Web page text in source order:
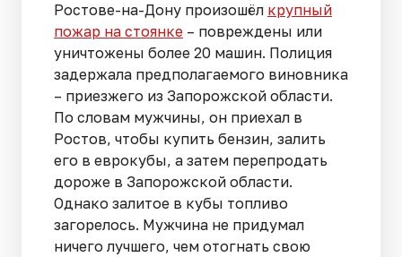
Ростове-на-Дону произошёл крупный
пожар на стоянке – повреждены или
уничтожены более 20 машин. Полиция
задержала предполагаемого виновника
– приезжего из Запорожской области.
По словам мужчины, он приехал в
Ростов, чтобы купить бензин, залить
его в еврокубы, а затем перепродать
дороже в Запорожской области.
Однако залитое в кубы топливо
загорелось. Мужчина не придумал
ничего лучшего, чем отогнать свою